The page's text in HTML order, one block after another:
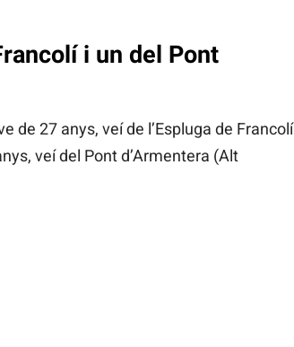
i un del Pont
de 27 anys, veí de l’Espluga de Francolí
veí del Pont d’Armentera (Alt